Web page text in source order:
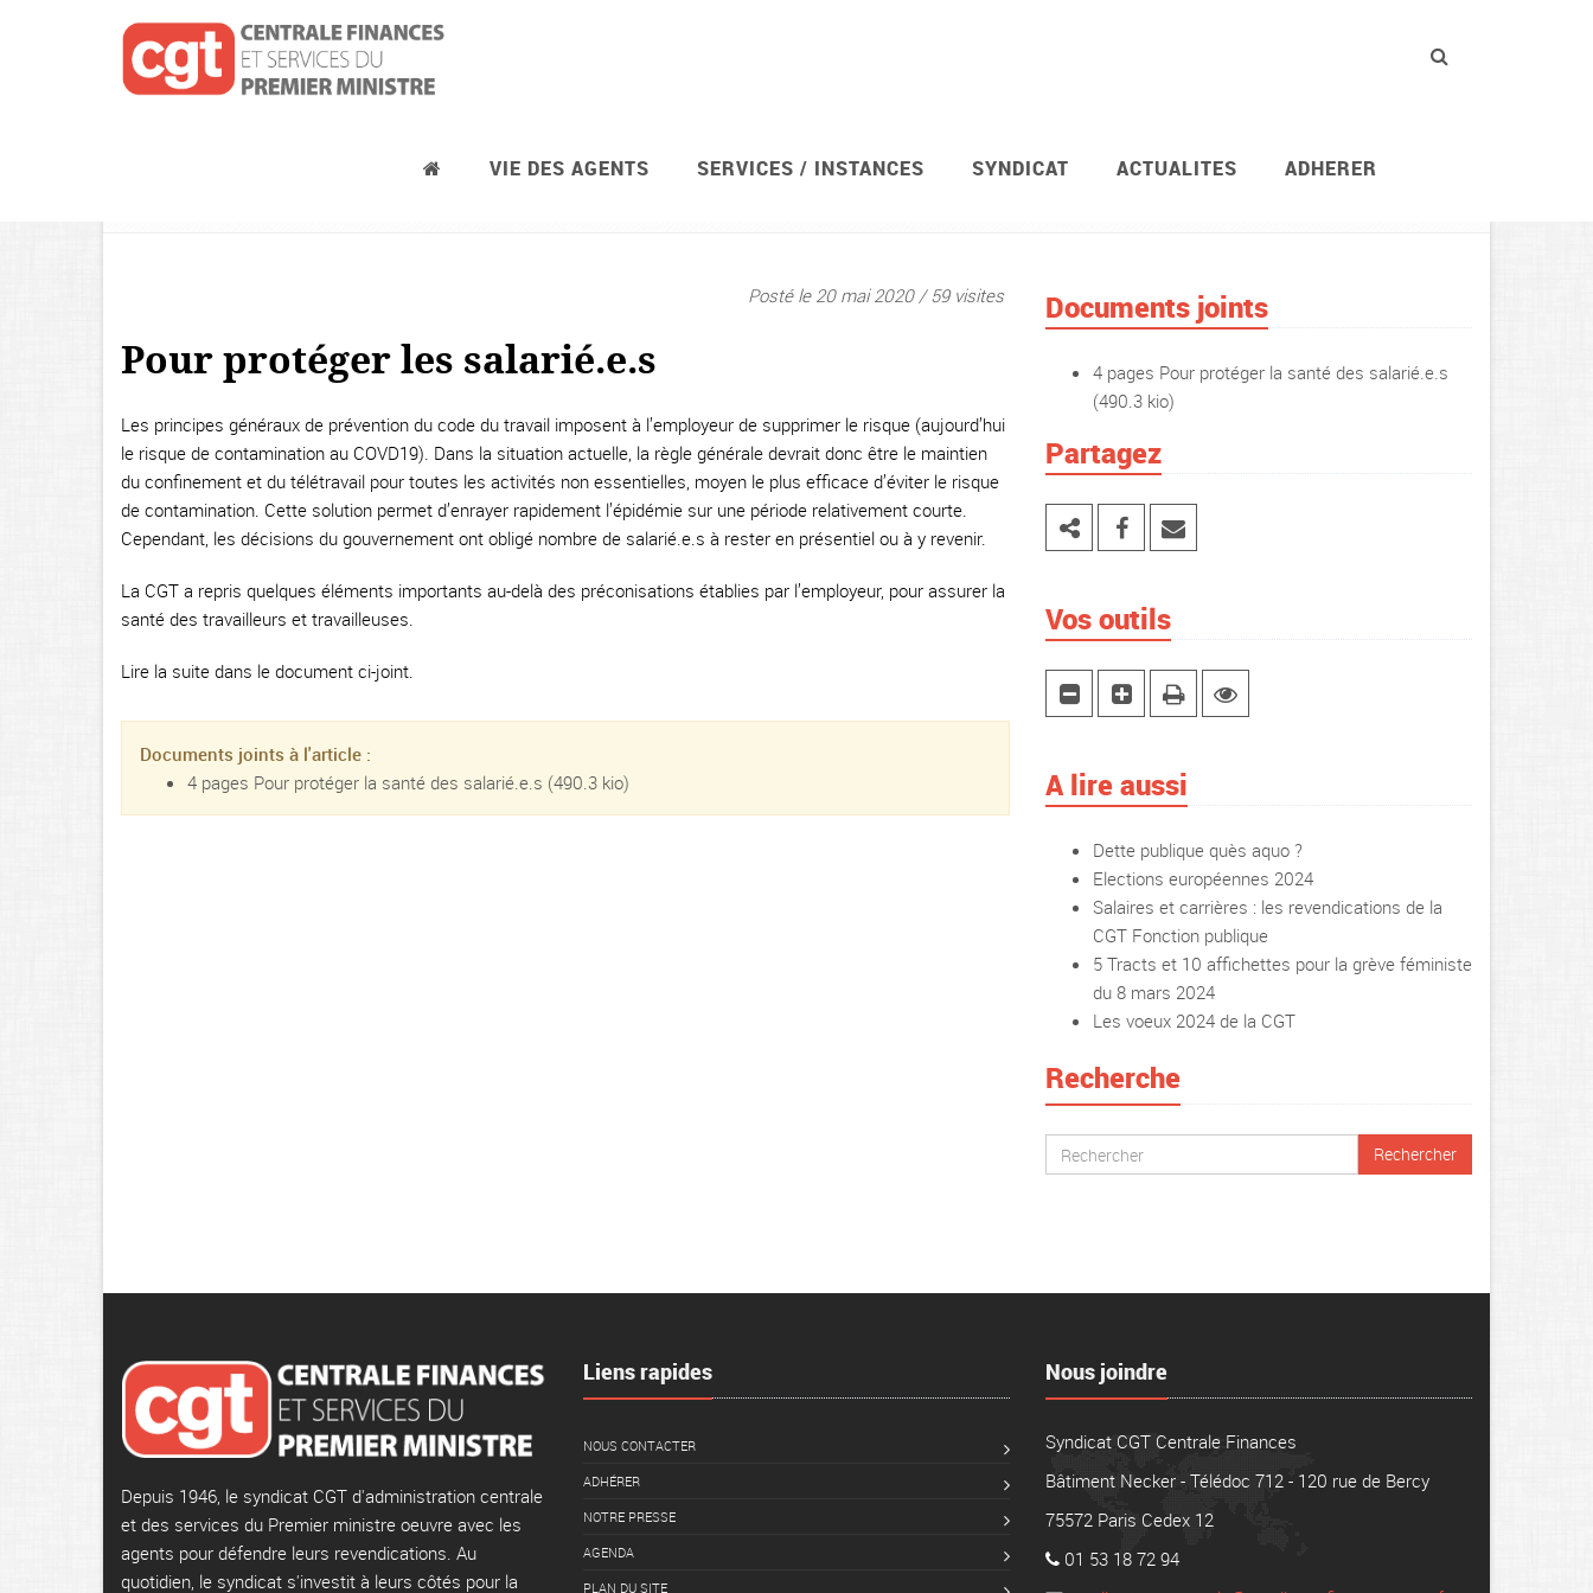
VIE DES AGENTS SERVICES / INSTANCES SYNDICAT ACTUALITES ADHERER
Posté le 20 mai 2020 / 59 visites
Pour protéger les salarié.e.s
Les principes généraux de prévention du code du travail imposent à l’employeur de supprimer le risque (aujourd’hui
le risque de contamination au COVD19). Dans la situation actuelle, la règle générale devrait donc être le maintien
du confinement et du télétravail pour toutes les activités non essentielles, moyen le plus efficace d’éviter le risque
de contamination. Cette solution permet d’enrayer rapidement l’épidémie sur une période relativement courte.
Cependant, les décisions du gouvernement ont obligé nombre de salarié.e.s à rester en présentiel ou à y revenir.
La CGT a repris quelques éléments importants au-delà des préconisations établies par l’employeur, pour assurer la
santé des travailleurs et travailleuses.
Lire la suite dans le document ci-joint.
Documents joints à l'article :
4 pages Pour protéger la santé des salarié.e.s (490.3 kio)
Documents joints
4 pages Pour protéger la santé des salarié.e.s
(490.3 kio)
Partagez
Vos outils
A lire aussi
Dette publique quès aquo ?
Elections européennes 2024
Salaires et carrières : les revendications de la
CGT Fonction publique
5 Tracts et 10 affichettes pour la grève féministe
du 8 mars 2024
Les voeux 2024 de la CGT
Recherche
Depuis 1946, le syndicat CGT d'administration centrale
et des services du Premier ministre oeuvre avec les
agents pour défendre leurs revendications. Au
quotidien, le syndicat s'investit à leurs côtés pour la
Liens rapides
NOUS CONTACTER
ADHÉRER
NOTRE PRESSE
AGENDA
PLAN DU SITE
Nous joindre
Syndicat CGT Centrale Finances
Bâtiment Necker - Télédoc 712 - 120 rue de Bercy
75572 Paris Cedex 12
01 53 18 72 94